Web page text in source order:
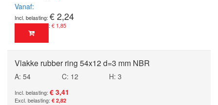
Vanaf
€ 2,24
€ 1,85
Vlakke rubber ring 54x12 d=3 mm NBR
A: 54 C: 12
H: 3
€ 3,41
€ 2,82